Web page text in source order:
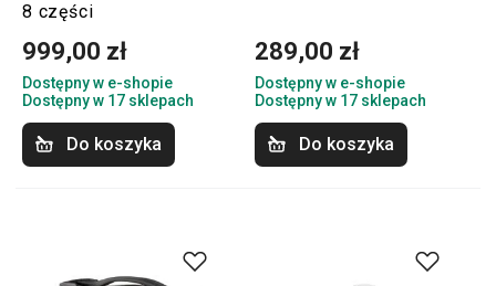
8 części
999,00 zł
Dostępny w e-shopie
Dostępny w 17 sklepach
Do koszyka
289,00 zł
Dostępny w e-shopie
Dostępny w 17 sklepach
Do koszyka